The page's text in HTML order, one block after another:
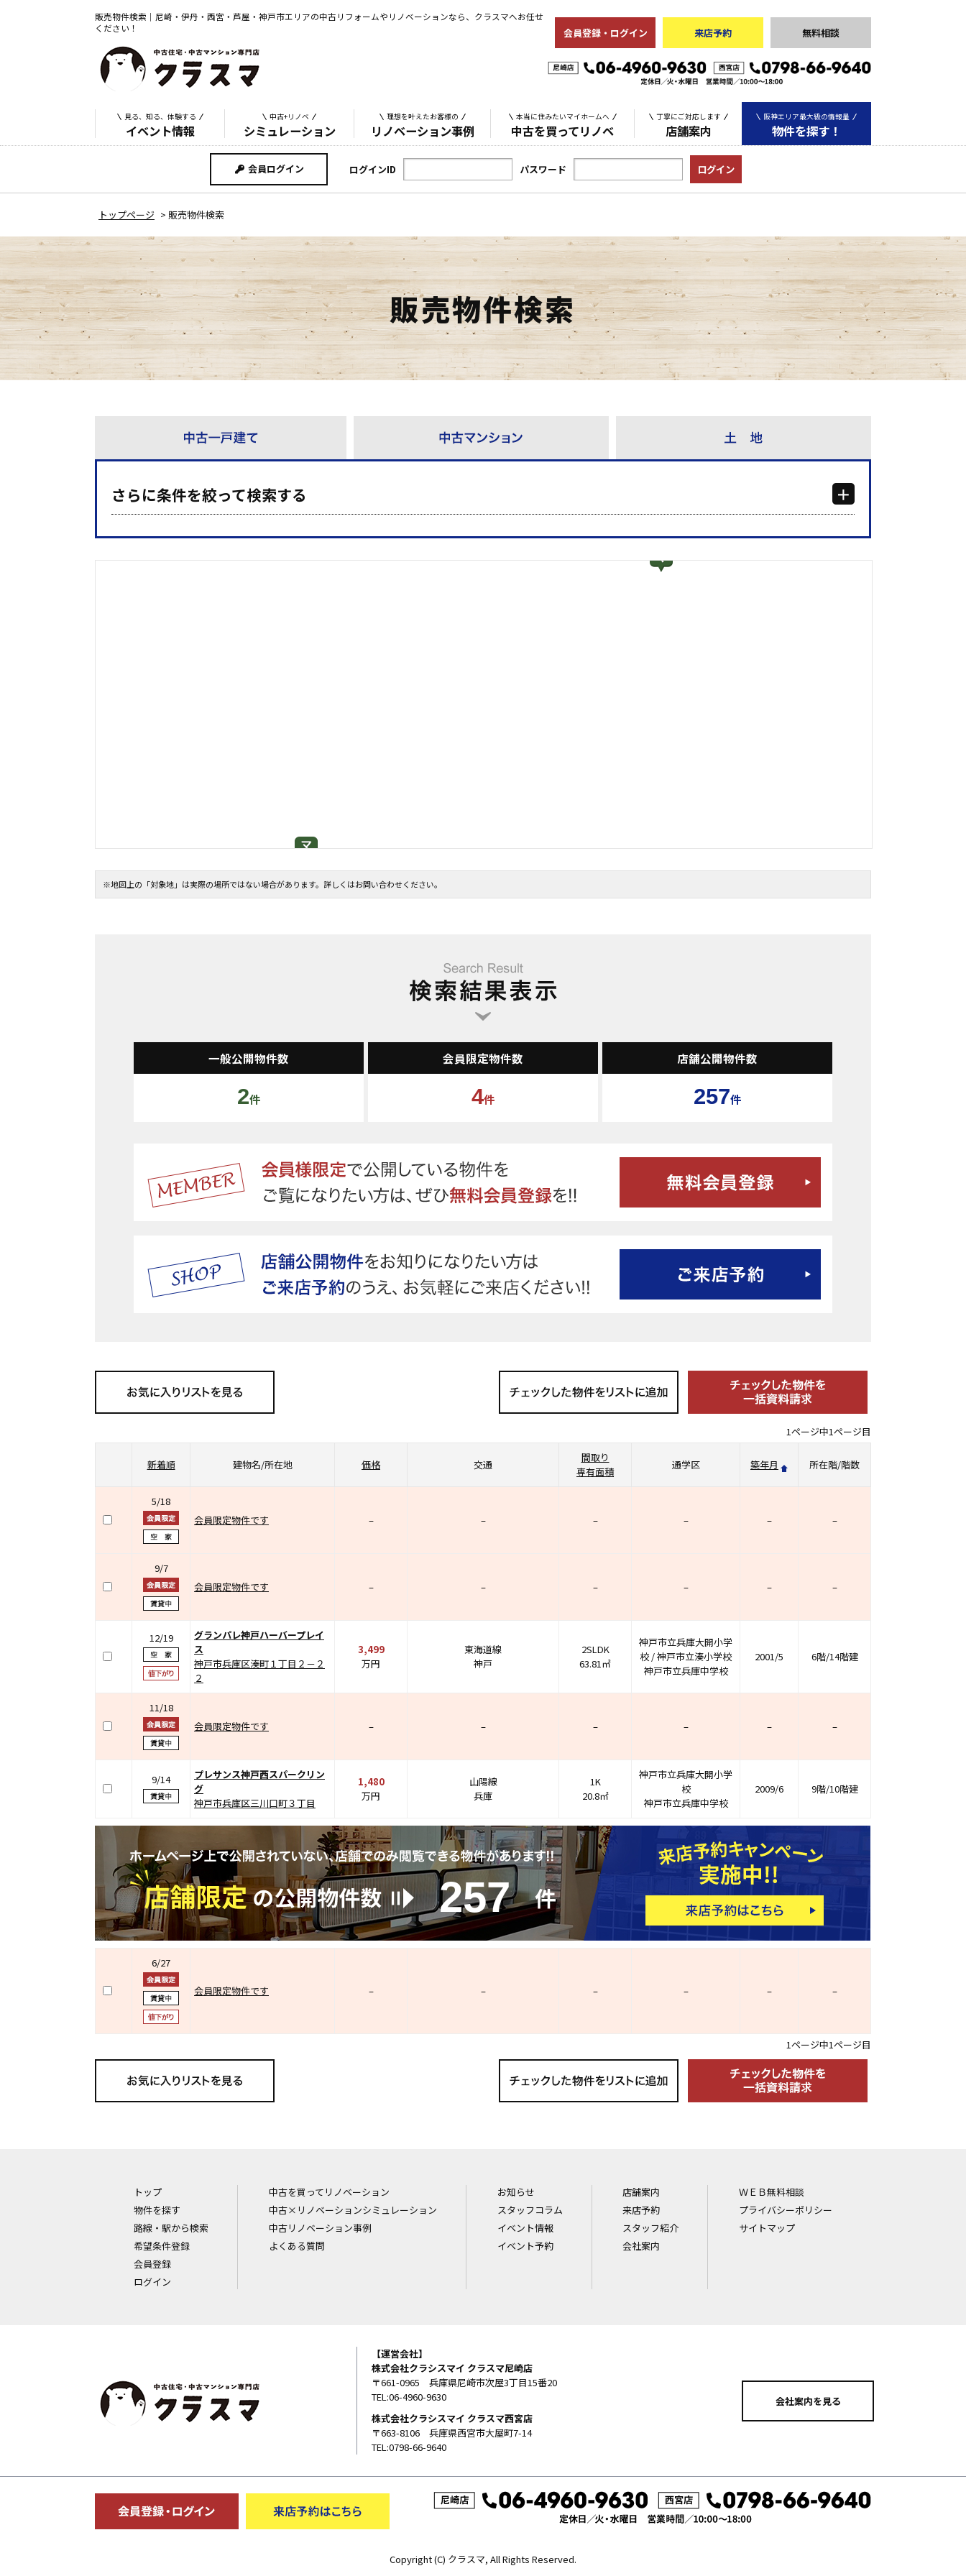
販売物件検索｜尼崎・伊丹・西宮・芦屋・神戸市エリアの中古リフォームやリノベーションなら、クラスマへお任せ
ください！
会員登録・ログイン 来店予約 無料相談
見る、知る、体験する
イベント情報
中古+リノベ
シミュレーション
理想を叶えたお客様の
リノベーション事例
本当に住みたいマイホームへ
中古を買ってリノベ
丁寧にご対応します
店舗案内
阪神エリア最大級の情報量
物件を探す！
会員ログイン ログインID パスワード
トップページ > 販売物件検索
販売物件検索
さらに条件を絞って検索する
※地図上の「対象地」は実際の場所ではない場合があります。詳しくはお問い合わせください。
一般公開物件数
2件
会員限定物件数
4件
店舗公開物件数
257件
1ページ中1ページ目
新着順 建物名/所在地 価格 交通
間取り
専有面積
通学区 築年月 所在階/階数
5/18
会員限定物件です
– – – – – –
9/7
会員限定物件です
– – – – – –
12/19
グランパレ神戸ハーバープレイ
ス
神戸市兵庫区湊町１丁目２－２
２
3,499
万円
東海道線
神戸
2SLDK
63.81㎡
神戸市立兵庫大開小学
校 / 神戸市立湊小学校
神戸市立兵庫中学校
2001/5 6階/14階建
11/18
会員限定物件です
– – – – – –
9/14
プレサンス神戸西スパークリン
グ
神戸市兵庫区三川口町３丁目
1,480
万円
山陽線
兵庫
1K
20.8㎡
神戸市立兵庫大開小学
校
神戸市立兵庫中学校
2009/6 9階/10階建
257
6/27
会員限定物件です – – – – – –
1ページ中1ページ目
トップ
物件を探す
路線・駅から検索
希望条件登録
会員登録
ログイン
中古を買ってリノベーション
中古×リノベーションシミュレーション
中古リノベーション事例
よくある質問
お知らせ
スタッフコラム
イベント情報
イベント予約
店舗案内
来店予約
スタッフ紹介
会社案内
ＷＥＢ無料相談
プライバシーポリシー
サイトマップ
【運営会社】
株式会社クラシスマイ クラスマ尼崎店
〒661-0965 兵庫県尼崎市次屋3丁目15番20
TEL:06-4960-9630
株式会社クラシスマイ クラスマ西宮店
〒663-8106 兵庫県西宮市大屋町7-14
TEL:0798-66-9640
会社案内を見る
Copyright (C) クラスマ, All Rights Reserved.